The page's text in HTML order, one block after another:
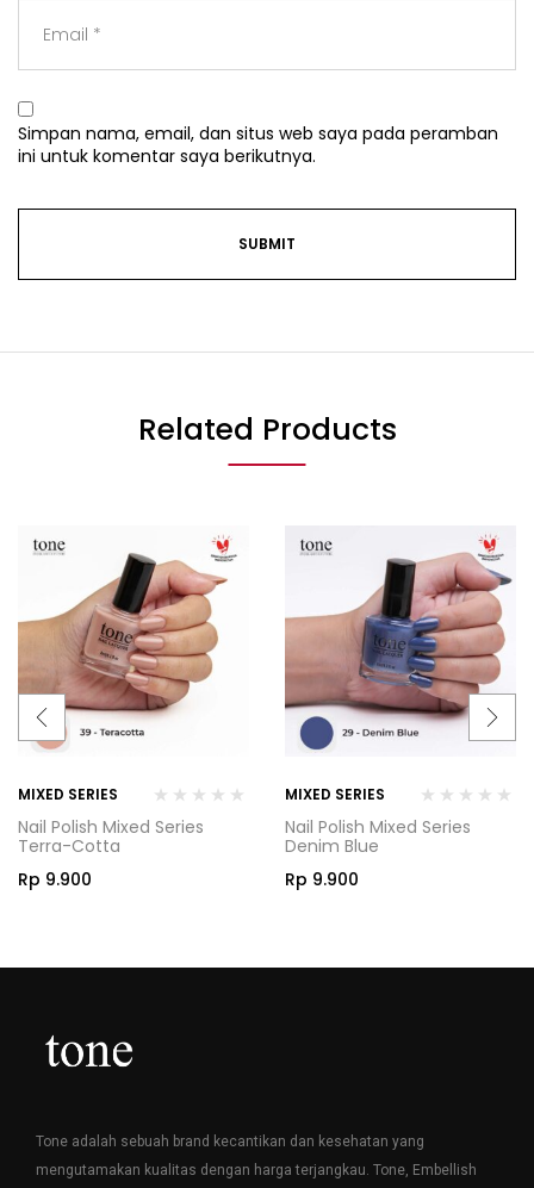
Simpan nama, email, dan situs web saya pada peramban
ini untuk komentar saya berikutnya.
Related Products
MIXED SERIES
Nail Polish Mixed Series
Terra-Cotta
Rp 9.900
MIXED SERIES
Nail Polish Mixed Series
Denim Blue
Rp 9.900
Tone adalah sebuah brand kecantikan dan kesehatan yang
mengutamakan kualitas dengan harga terjangkau. Tone, Embellish